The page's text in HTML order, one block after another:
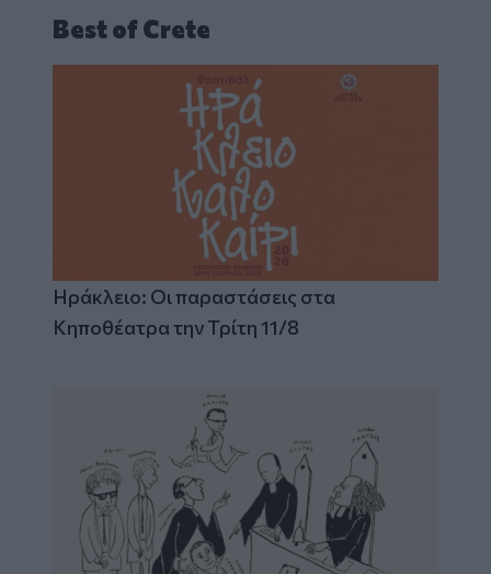
Best of Crete
Ηράκλειο: Οι παραστάσεις στα
Κηποθέατρα την Τρίτη 11/8